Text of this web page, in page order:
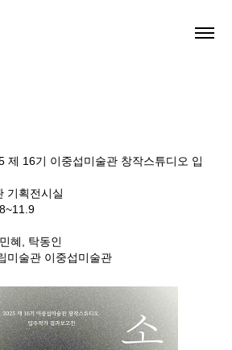
16기 이중섭미술관 창작스튜디오 입
기획전시실
혜, 탁동인
미술관 이중섭미술관